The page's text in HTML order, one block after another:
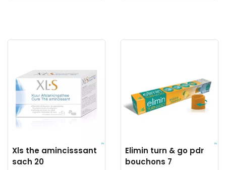
Xls the amincisssant
sach 20
Elimin turn & go pdr
bouchons 7